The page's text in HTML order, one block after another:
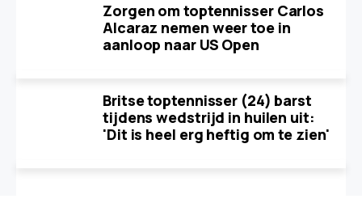
Zorgen om toptennisser Carlos
Alcaraz nemen weer toe in
aanloop naar US Open
Britse toptennisser (24) barst
tijdens wedstrijd in huilen uit:
'Dit is heel erg heftig om te zien'